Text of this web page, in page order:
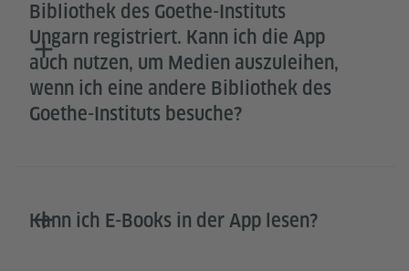
Bibliothek des Goethe-Instituts
Ungarn registriert. Kann ich die App
auch nutzen, um Medien auszuleihen,
wenn ich eine andere Bibliothek des
Goethe-Instituts besuche?
Kann ich E-Books in der App lesen?